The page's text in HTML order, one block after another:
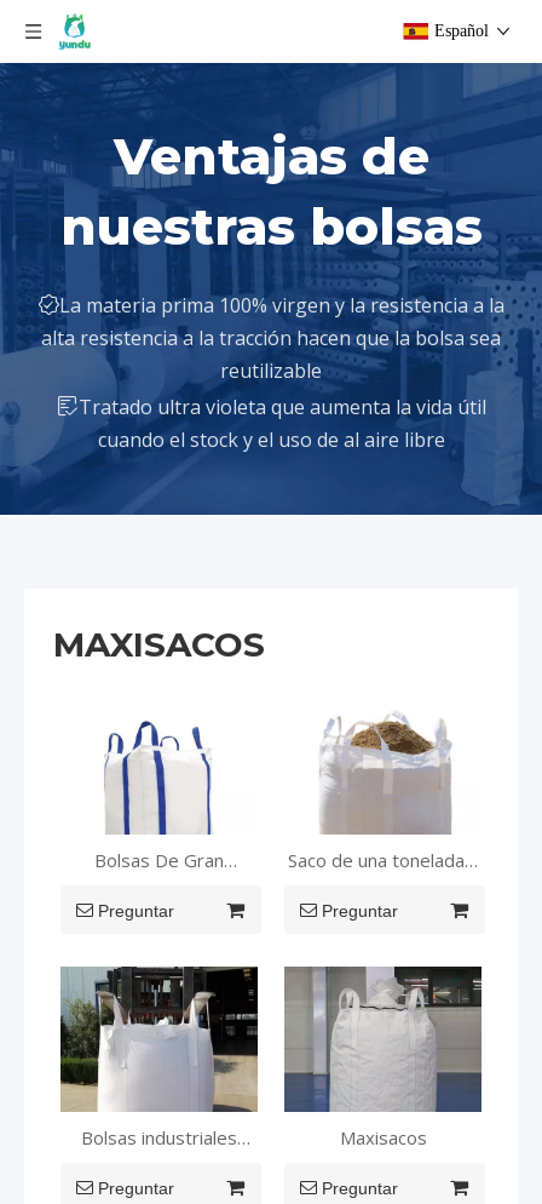
Español
Ventajas de
nuestras bolsas
La materia prima 100% virgen y la resistencia a la
alta resistencia a la tracción hacen que la bolsa sea
reutilizable
Tratado ultra violeta que aumenta la vida útil
cuando el stock y el uso de al aire libre
MAXISACOS
Bolsas De Gran
Personalizables De Alta
Preguntar
Saco de una tonelada a
Preguntar
Bolsas industriales
tonelada
Preguntar
Maxisacos
Preguntar